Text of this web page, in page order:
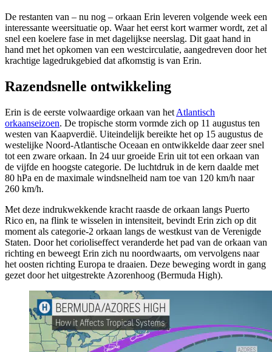
De restanten van – nu nog – orkaan Erin leveren volgende week een
interessante weersituatie op. Waar het eerst kort warmer wordt, zet al
snel een koelere fase in met dagelijkse neerslag. Dit gaat hand in
hand met het opkomen van een westcirculatie, aangedreven door het
krachtige lagedrukgebied dat afkomstig is van Erin.
Razendsnelle ontwikkeling
Erin is de eerste volwaardige orkaan van het Atlantisch
orkaanseizoen. De tropische storm vormde zich op 11 augustus ten
westen van Kaapverdië. Uiteindelijk bereikte het op 15 augustus de
westelijke Noord-Atlantische Oceaan en ontwikkelde daar zeer snel
tot een zware orkaan. In 24 uur groeide Erin uit tot een orkaan van
de vijfde en hoogste categorie. De luchtdruk in de kern daalde met
80 hPa en de maximale windsnelheid nam toe van 120 km/h naar
260 km/h.
Met deze indrukwekkende kracht raasde de orkaan langs Puerto
Rico en, na flink te wisselen in intensiteit, bevindt Erin zich op dit
moment als categorie-2 orkaan langs de westkust van de Verenigde
Staten. Door het corioliseffect veranderde het pad van de orkaan van
richting en beweegt Erin zich nu noordwaarts, om vervolgens naar
het oosten richting Europa te draaien. Deze beweging wordt in gang
gezet door het uitgestrekte Azorenhoog (Bermuda High).